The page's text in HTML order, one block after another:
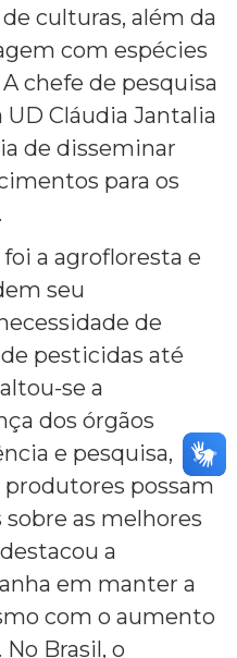
culturas, além da
com espécies
chefe de pesquisa
Cláudia Jantalia
de disseminar
para os
a agrofloresta e
seu
de
pesticidas até
se a
dos órgãos
e pesquisa,
produtores possam
as melhores
a
em manter a
com o aumento
Brasil, o